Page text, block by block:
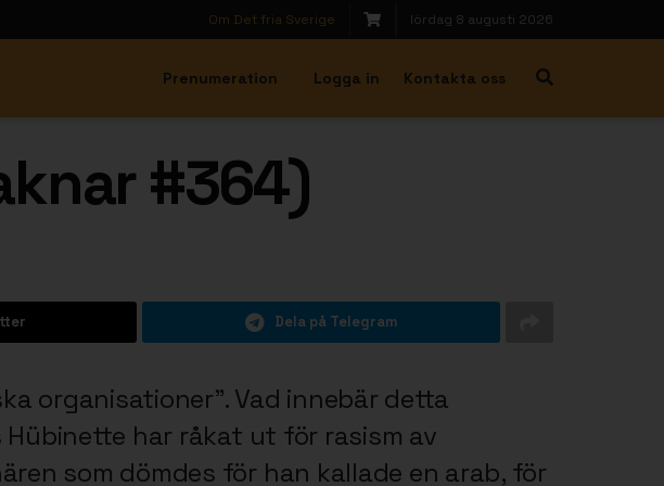
Om Det fria Sverige lördag 8 augusti 2026
Prenumeration Logga in Kontakta oss
#364)
Dela på Telegram
organisationer”. Vad innebär detta
har råkat ut för rasism av
som dömdes för han kallade en arab, för